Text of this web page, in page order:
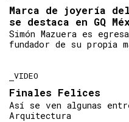
Marca de joyería del
se destaca en GQ
Simón Mazuera es
fundador de su propia
VIDEO
Finales Felices
Así se ven algunas
Arquitectura